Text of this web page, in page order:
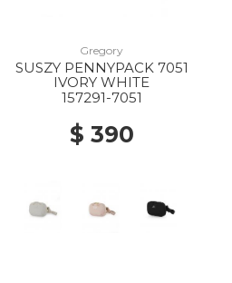
Gregory
SUSZY PENNYPACK 7051
IVORY WHITE
157291-7051
$ 390